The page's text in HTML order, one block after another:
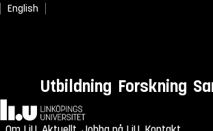
English
Utbildning Forskning
Hem